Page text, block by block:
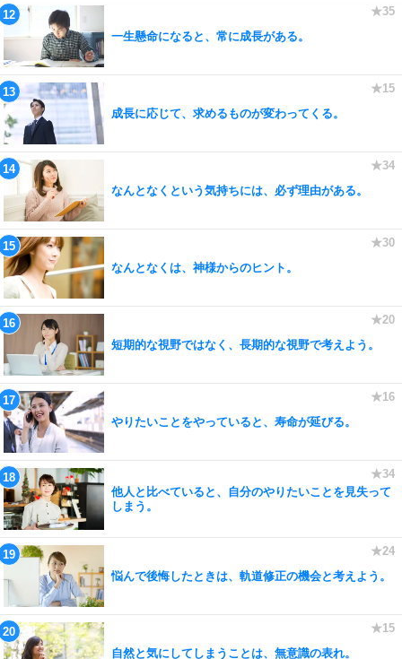
一生懸命になると、常に成長がある。
成長に応じて、求めるものが変わってくる。
なんとなくという気持ちには、必ず理由がある。
なんとなくは、神様からのヒント。
短期的な視野ではなく、長期的な視野で考えよう。
やりたいことをやっていると、寿命が延びる。
他人と比べていると、自分のやりたいことを見失って
しまう。
悩んで後悔したときは、軌道修正の機会と考えよう。
自然と気にしてしまうことは、無意識の表れ。